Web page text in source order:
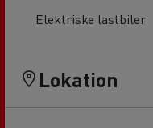
Elektriske lastbiler
Lokation